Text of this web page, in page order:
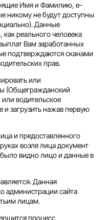
Имя и Фамилию, е-
никому не будут доступны
Данные
реального человека
Вам заработанных
подтверждаются сканами
прав.
или
(Общегражданский
водительское
и загрузить нажав первую
и предоставленного
возле лица документ
видно лицо и данные в
Данная
администрации сайта
лицам.
процесс